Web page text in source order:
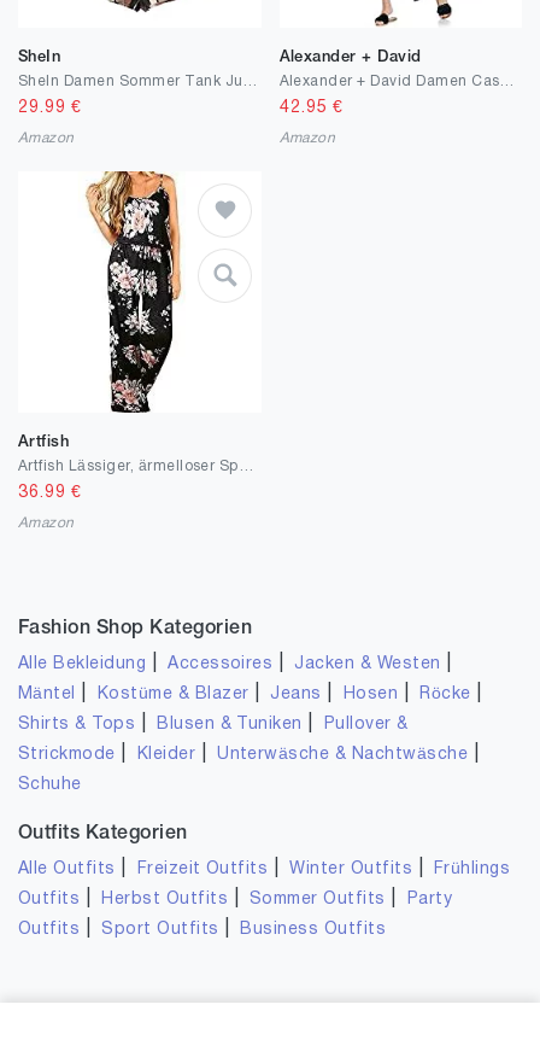
SheIn
29.99 €
Amazon
Alexander + David
42.95 €
Amazon
Artfish
36.99 €
Amazon
Fashion Shop Kategorien
Alle Bekleidung |Accessoires Jacken & Westen
Mäntel Kostüme & Blazer Jeans Hosen Röcke
Shirts & Tops Blusen & Tuniken
Pullover &
Strickmode
Kleider |Unterwäsche & Nachtwäsche
Schuhe
Outfits Kategorien
Alle Outfits Freizeit Outfits |Winter Outfits
Frühlings
Outfits
Herbst Outfits Sommer Outfits
Party
Outfits
Sport Outfits Business Outfits